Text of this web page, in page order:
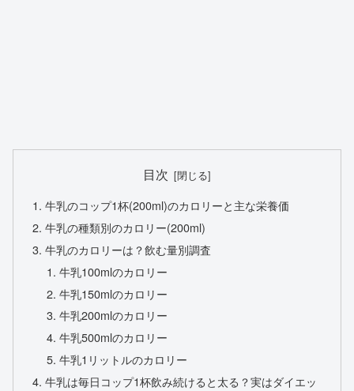
目次
牛乳のコップ1杯(200ml)のカロリーと主な栄養価
牛乳の種類別のカロリー(200ml)
牛乳のカロリーは？飲む量別調査
牛乳100mlのカロリー
牛乳150mlのカロリー
牛乳200mlのカロリー
牛乳500mlのカロリー
牛乳1リットルのカロリー
牛乳は毎日コップ1杯飲み続けると太る？実はダイエッ